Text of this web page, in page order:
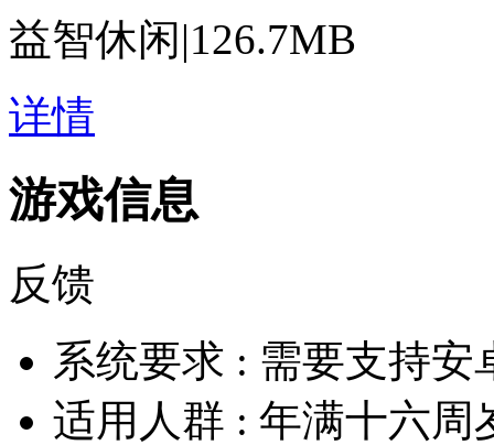
益智休闲|126.7MB
详情
游戏信息
反馈
系统要求 : 需要支持安
适用人群 : 年满十六周